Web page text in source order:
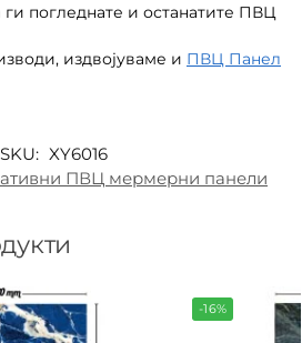
погледнате и останатите ПВЦ
издвојуваме и ПВЦ Панел
SKU: XY6016
ПВЦ мермерни панели
-16%